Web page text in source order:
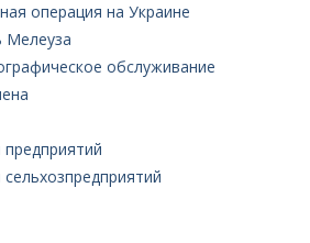
операция на Украине
Мелеуза
обслуживание